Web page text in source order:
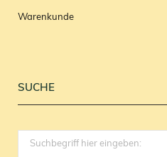
Warenkunde
SUCHE
Search